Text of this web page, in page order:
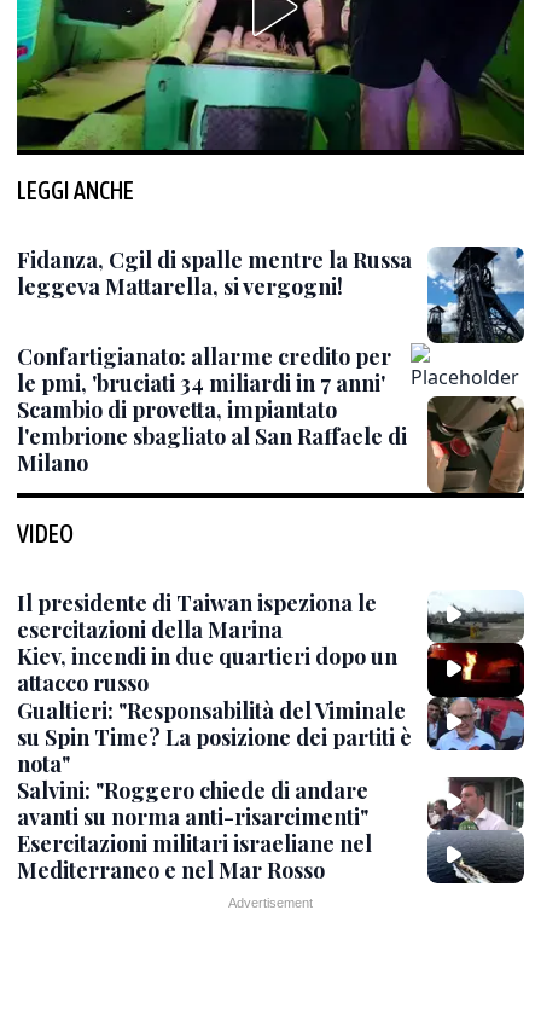
LEGGI ANCHE
Fidanza, Cgil di spalle mentre la Russa
leggeva Mattarella, si vergogni!
Confartigianato: allarme credito per
le pmi, 'bruciati 34 miliardi in 7 anni'
Scambio di provetta, impiantato
l'embrione sbagliato al San Raffaele di
Milano
VIDEO
Il presidente di Taiwan ispeziona le
esercitazioni della Marina
Kiev, incendi in due quartieri dopo un
attacco russo
Gualtieri: "Responsabilità del Viminale
su Spin Time? La posizione dei partiti è
nota"
Salvini: "Roggero chiede di andare
avanti su norma anti-risarcimenti"
Esercitazioni militari israeliane nel
Mediterraneo e nel Mar Rosso